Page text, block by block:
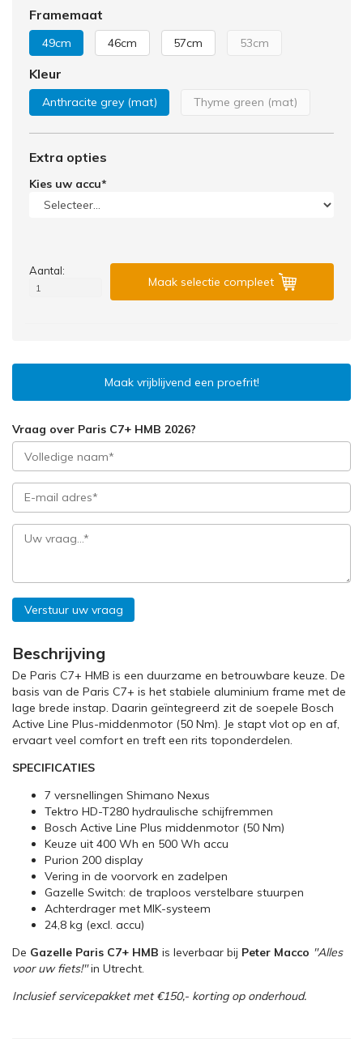
Framemaat
49cm 46cm 57cm 53cm
Kleur
Anthracite grey (mat) Thyme green (mat)
Extra opties
Kies uw accu*
Aantal:
Maak selectie compleet
Maak vrijblijvend een proefrit!
Vraag over Paris C7+ HMB 2026?
Verstuur uw vraag
Beschrijving
De Paris C7+ HMB is een duurzame en betrouwbare keuze. De
basis van de Paris C7+ is het stabiele aluminium frame met de
lage brede instap. Daarin geïntegreerd zit de soepele Bosch
Active Line Plus-middenmotor (50 Nm). Je stapt vlot op en af,
ervaart veel comfort en treft een rits toponderdelen.
SPECIFICATIES
7 versnellingen Shimano Nexus
Tektro HD-T280 hydraulische schijfremmen
Bosch Active Line Plus middenmotor (50 Nm)
Keuze uit 400 Wh en 500 Wh accu
Purion 200 display
Vering in de voorvork en zadelpen
Gazelle Switch: de traploos verstelbare stuurpen
Achterdrager met MIK-systeem
24,8 kg (excl. accu)
De Gazelle Paris C7+ HMB is leverbaar bij Peter Macco "Alles
voor uw fiets!"in Utrecht.
Inclusief servicepakket met €150,- korting op onderhoud.